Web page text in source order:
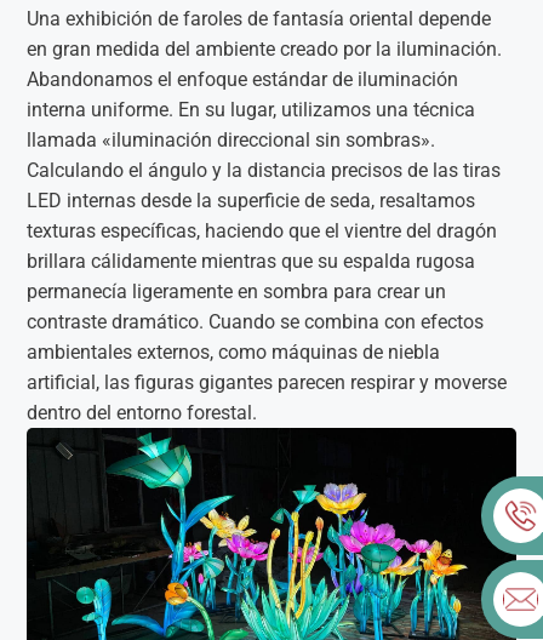
Una exhibición de faroles de fantasía oriental depende
en gran medida del ambiente creado por la iluminación.
Abandonamos el enfoque estándar de iluminación
interna uniforme. En su lugar, utilizamos una técnica
llamada «iluminación direccional sin sombras».
Calculando el ángulo y la distancia precisos de las tiras
LED internas desde la superficie de seda, resaltamos
texturas específicas, haciendo que el vientre del dragón
brillara cálidamente mientras que su espalda rugosa
permanecía ligeramente en sombra para crear un
contraste dramático. Cuando se combina con efectos
ambientales externos, como máquinas de niebla
artificial, las figuras gigantes parecen respirar y moverse
dentro del entorno forestal.